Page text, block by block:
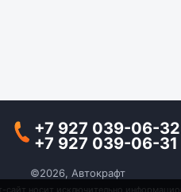
+7 927 039-06-32
+7 927 039-06-31
©2026, Автокрафт